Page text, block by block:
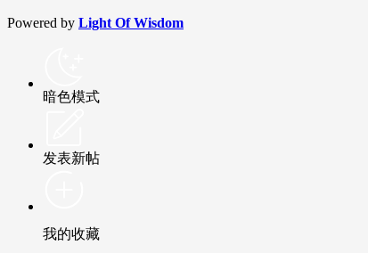
Powered by Light Of Wisdom
暗色模式
发表新帖
我的收藏